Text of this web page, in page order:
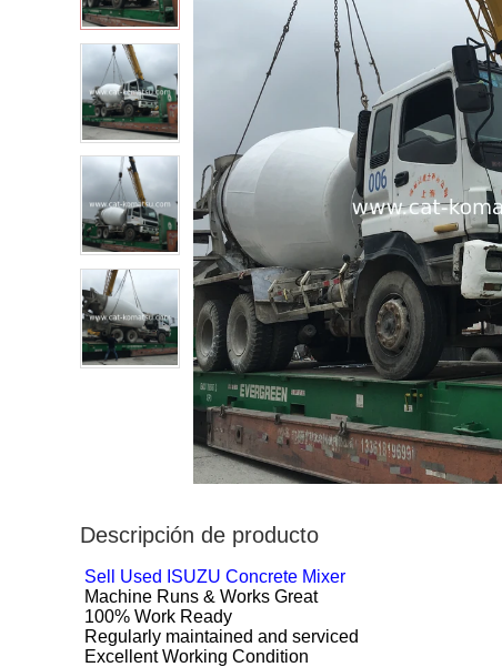
Descripción de producto
Sell Used ISUZU Concrete Mixer
Machine Runs & Works Great
100% Work Ready
Regularly maintained and serviced
Excellent Working Condition